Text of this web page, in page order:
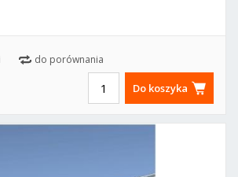
do porównania
Do koszyka